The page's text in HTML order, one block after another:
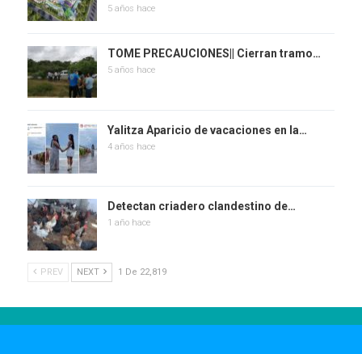
5 años hace
TOME PRECAUCIONES|| Cierran tramo…
5 años hace
Yalitza Aparicio de vacaciones en la…
4 años hace
Detectan criadero clandestino de…
1 año hace
PREV NEXT 1 De 22,819